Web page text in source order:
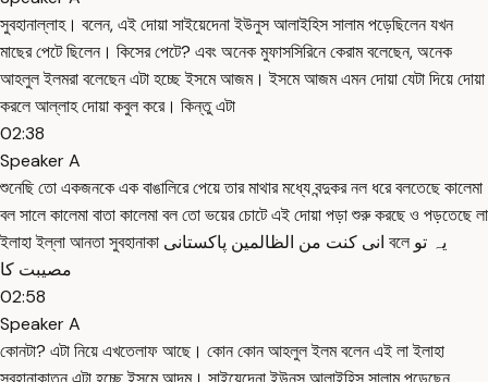
সুবহানাল্লাহ। বলেন, এই দোয়া সাইয়েদেনা ইউনুস আলাইহিস সালাম পড়েছিলেন যখন
মাছের পেটে ছিলেন। কিসের পেটে? এবং অনেক মুফাসসিরিনে কেরাম বলেছেন, অনেক
আহলুল ইলমরা বলেছেন এটা হচ্ছে ইসমে আজম। ইসমে আজম এমন দোয়া যেটা দিয়ে দোয়া
করলে আল্লাহ দোয়া কবুল করে। কিন্তু এটা
02:38
Speaker A
শুনেছি তো একজনকে এক বাঙালিরে পেয়ে তার মাথার মধ্যে বন্দুকর নল ধরে বলতেছে কালেমা
বল সালে কালেমা বাতা কালেমা বল তো ভয়ের চোটে এই দোয়া পড়া শুরু করছে ও পড়তেছে লা
ইলাহা ইল্লা আনতা সুবহানাকা انی کنت من الظالمین پاکستانی বলে یہ تو
مصیبت کا
02:58
Speaker A
কোনটা? এটা নিয়ে এখতেলাফ আছে। কোন কোন আহলুল ইলম বলেন এই লা ইলাহা